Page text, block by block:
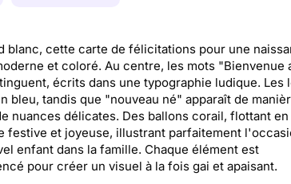
blanc, cette carte de félicitations pour une
et coloré. Au centre, les mots "Bienvenue
écrits dans une typographie ludique. Les
bleu, tandis que "nouveau né" apparaît de
nuances délicates. Des ballons corail, flottant en
festive et joyeuse, illustrant parfaitement
enfant dans la famille. Chaque élément est
pour créer un visuel à la fois gai et apaisant.